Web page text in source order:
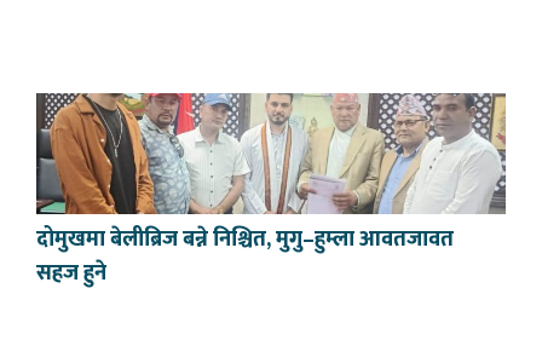
दोमुखमा बेलीब्रिज बन्ने निश्चित, मुगु–हुम्ला आवतजावत
सहज हुने